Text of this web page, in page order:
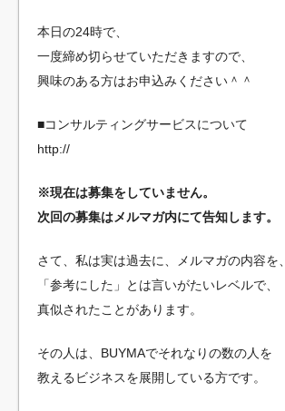
本日の24時で、
一度締め切らせていただきますので、
興味のある方はお申込みください＾＾
■コンサルティングサービスについて
http://
※現在は募集をしていません。
次回の募集はメルマガ内にて告知します。
さて、私は実は過去に、メルマガの内容を、
「参考にした」とは言いがたいレベルで、
真似されたことがあります。
その人は、BUYMAでそれなりの数の人を
教えるビジネスを展開している方です。